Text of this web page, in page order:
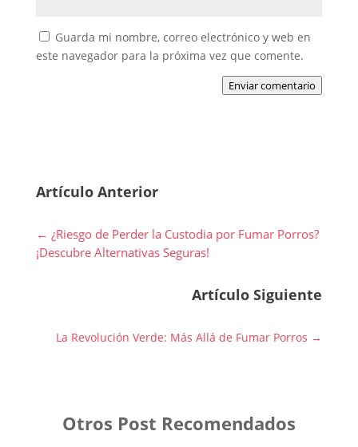
Guarda mi nombre, correo electrónico y web en
este navegador para la próxima vez que comente.
Enviar comentario
Artículo Anterior
← ¿Riesgo de Perder la Custodia por Fumar Porros?
¡Descubre Alternativas Seguras!
Artículo Siguiente
La Revolución Verde: Más Allá de Fumar Porros →
Otros Post Recomendados